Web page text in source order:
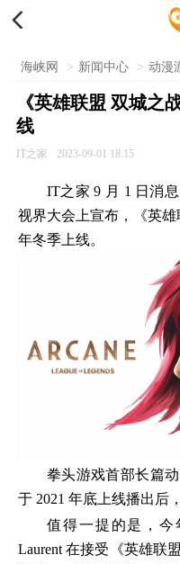

海峡网 > 新闻中心 > 动漫
《英雄联盟 双城之
线
IT之家 2023-09-01 18:15
IT之家 9 月 1 日消
视界大会上宣布，《英
年冬季上线。
拳头游戏首部长篇
于 2021 年底上线播出后
值得一提的是，今
Laurent 在接受《英雄联